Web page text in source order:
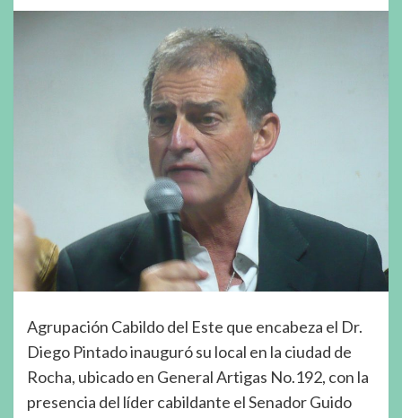
Agrupación Cabildo del Este que encabeza el Dr.
Diego Pintado inauguró su local en la ciudad de
Rocha, ubicado en General Artigas No.192, con la
presencia del líder cabildante el Senador Guido